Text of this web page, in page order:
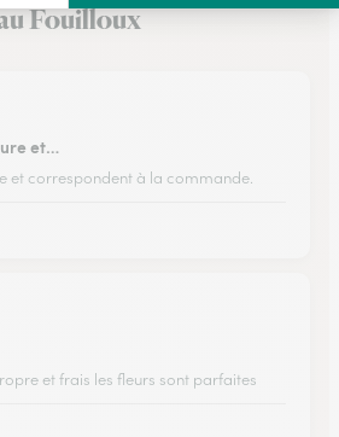
Fouilloux
et…
et correspondent à la commande.
et frais les fleurs sont parfaites